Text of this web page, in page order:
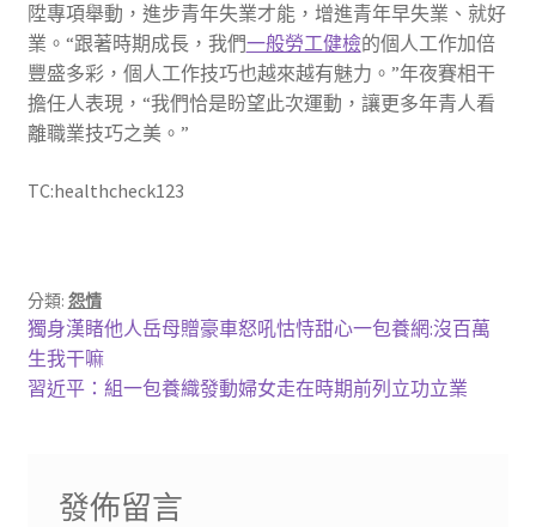
陞專項舉動，進步青年失業才能，增進青年早失業、就好
業。“跟著時期成長，我們一般勞工健檢的個人工作加倍
豐盛多彩，個人工作技巧也越來越有魅力。”年夜賽相干
擔任人表現，“我們恰是盼望此次運動，讓更多年青人看
離職業技巧之美。”
TC:healthcheck123
分類: 怨情
文
章
上
一
篇
獨身漢睹他人岳母贈豪車怒吼怙恃甜心一包養網:沒百萬
生我干嘛
下
習近平：組一包養織發動婦女走在時期前列立功立業
發佈留言